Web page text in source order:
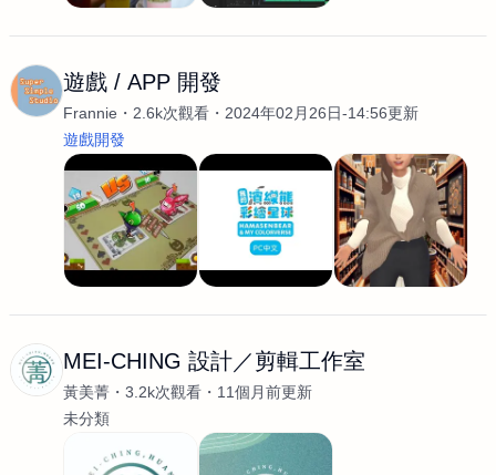
遊戲 / APP 開發
Frannie 2.6k次觀看
2024年02月26日-14:56更新
遊戲開發
MEI-CHING 設計／剪輯工作室
黃美菁 3.2k次觀看
11個月前更新
未分類